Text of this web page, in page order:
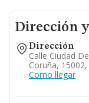
Dirección
Dirección
Calle Ciudad
Coruña,
Como llegar